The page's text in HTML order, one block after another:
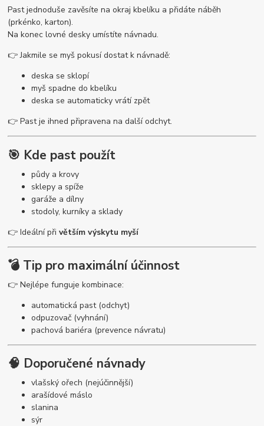
Past jednoduše zavěsíte na okraj kbelíku a přidáte náběh
(prkénko, karton).
Na konec lovné desky umístíte návnadu.
👉 Jakmile se myš pokusí dostat k návnadě:
deska se sklopí
myš spadne do kbelíku
deska se automaticky vrátí zpět
👉 Past je ihned připravena na další odchyt.
🎯 Kde past použít
půdy a krovy
sklepy a spíže
garáže a dílny
stodoly, kurníky a sklady
👉 Ideální přivětším výskytu myší
💣 Tip pro maximální účinnost
👉 Nejlépe funguje kombinace:
automatická past (odchyt)
odpuzovač (vyhnání)
pachová bariéra (prevence návratu)
🧠 Doporučené návnady
vlašský ořech (nejúčinnější)
arašídové máslo
slanina
sýr